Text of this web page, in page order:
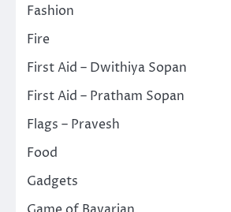
Fashion
Fire
First Aid – Dwithiya Sopan
First Aid – Pratham Sopan
Flags – Pravesh
Food
Gadgets